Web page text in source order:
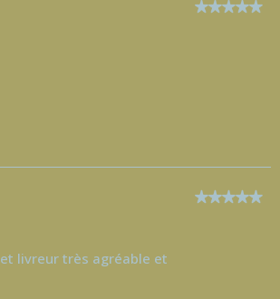
livreur très agréable et